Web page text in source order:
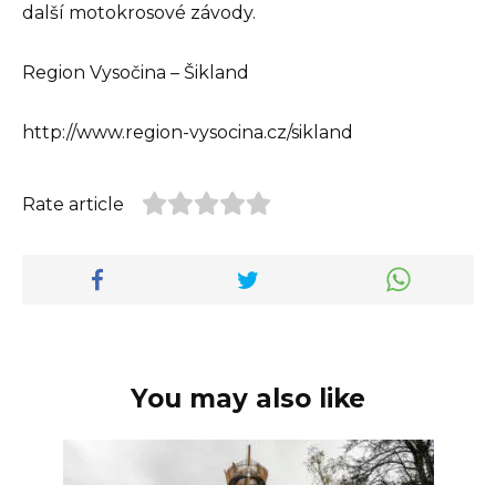
další motokrosové závody.
Region Vysočina – Šikland
http://www.region-vysocina.cz/sikland
Rate article
You may also like